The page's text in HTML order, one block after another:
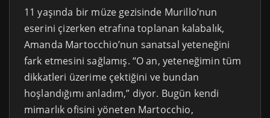
11 yaşında bir müze gezisinde Murillo’nun
eserini çizerken etrafına toplanan kalabalık,
Amanda Martocchio’nun sanatsal yeteneğini
fark etmesini sağlamış. “O an, yeteneğimin tüm
dikkatleri üzerime çektiğini ve bundan
hoşlandığımı anladım,” diyor. Bugün kendi
mimarlık ofisini yöneten Martocchio,